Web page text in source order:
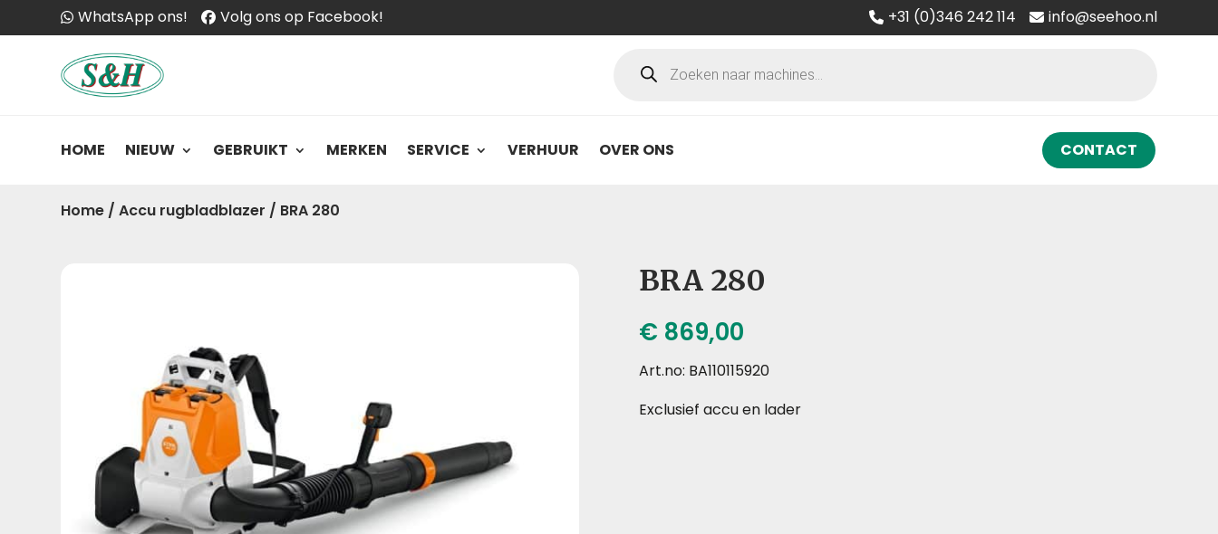
WhatsApp ons! Volg ons op Facebook! +31 (0)346 242 114
info@seehoo.nl
zoeken
HOME NIEUW GEBRUIKT MERKEN SERVICE VERHUUR OVER ONS CONTACT
Home /Accu rugbladblazer / BRA 280
BRA 280
€ 869,00
Art.no: BA110115920
Exclusief accu en lader